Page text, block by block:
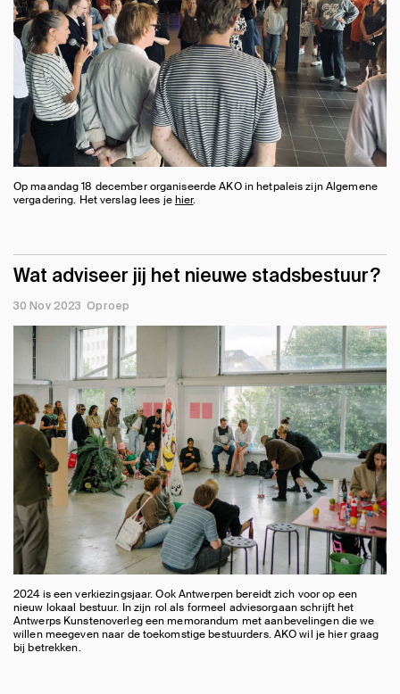
Op maandag 18 december organiseerde AKO in hetpaleis zijn Algemene
vergadering. Het verslag lees jehier.
Wat adviseer jij het nieuwe stadsbestuur?
30 Nov 2023 Oproep
2024 is een verkiezingsjaar. Ook Antwerpen bereidt zich voor op een
nieuw lokaal bestuur. In zijn rol als formeel adviesorgaan schrijft het
Antwerps Kunstenoverleg een memorandum met aanbevelingen die we
willen meegeven naar de toekomstige bestuurders. AKO wil je hier graag
bij betrekken.